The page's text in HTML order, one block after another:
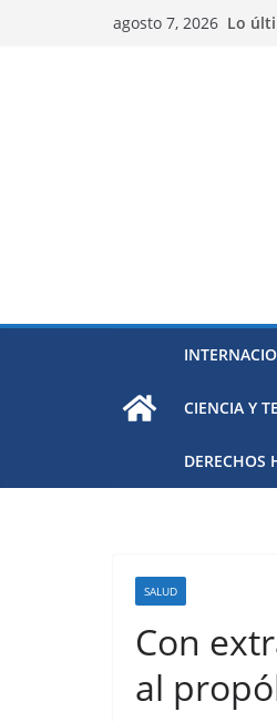
agosto 7, 2026 Lo
CIENCIA Y
DERECHOS
SALUD
Con
al